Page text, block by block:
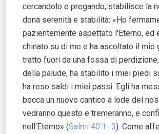
cercandolo e pregando, stabilisce la
dona serenità e stabilità: «Ho
pazientemente aspettato l'Eterno, ed
chinato su di me e ha ascoltato il mio
tratto fuori da una fossa di
della palude, ha stabilito i miei piedi
ha reso saldi i miei passi. Egli ha
bocca un nuovo cantico a lode del
vedranno questo e tremeranno, e
nell'Eterno» (Salmi 40:1–3). Come